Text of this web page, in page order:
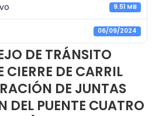
9.51 MB
06/09/2024
DE TRÁNSITO
CIERRE DE CARRIL
DE JUNTAS
DEL PUENTE CUATRO